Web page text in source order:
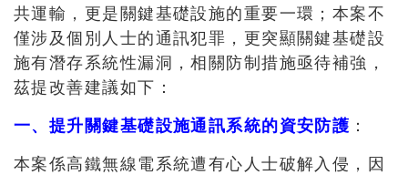
共運輸，更是關鍵基礎設施的重要一環；本案不
僅涉及個別人士的通訊犯罪，更突顯關鍵基礎設
施有潛存系統性漏洞，相關防制措施亟待補強，
茲提改善建議如下：
一、提升關鍵基礎設施通訊系統的資安防護 ：
本案係高鐵無線電系統遭有心人士破解入侵，因